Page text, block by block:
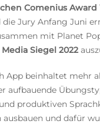
Comenius
die Jury Anfang Juni
mit Planet
Media Siegel 2022
App beinhaltet mehr
aufbauende
produktiven
und dafür